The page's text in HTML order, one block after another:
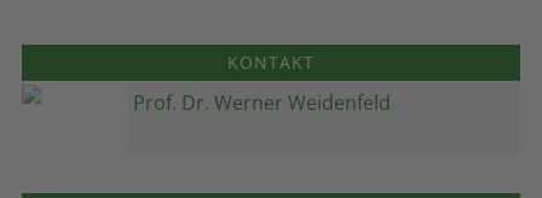
KONTAKT
Prof. Dr. Werner Weidenfeld